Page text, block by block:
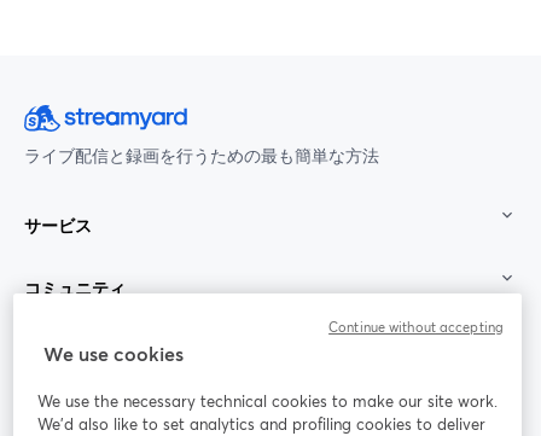
ライブ配信と録画を行うための最も簡単な方法
サービス
コミュニティ
StreamYard：
参加する
We use cookies
We use the necessary technical cookies to make our site work.
We'd also like to set analytics and profiling cookies to deliver
Continue without accepting